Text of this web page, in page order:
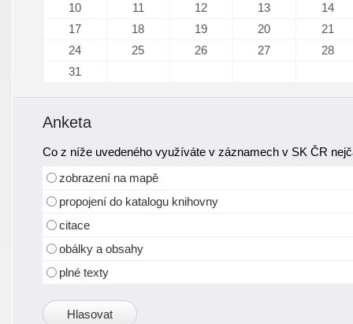
10
11 12 13
14
17
18 19 20
21
24
25 26 27
28
31
Anketa
Co z níže uvedeného využíváte v záznamech v SK ČR
zobrazení na mapě
propojení do katalogu knihovny
citace
obálky a obsahy
plné texty